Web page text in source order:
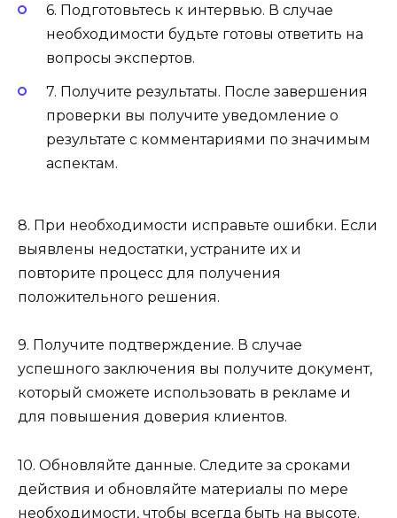
6. Подготовьтесь к интервью. В случае
необходимости будьте готовы ответить на
вопросы экспертов.
7. Получите результаты. После завершения
проверки вы получите уведомление о
результате с комментариями по значимым
аспектам.
8. При необходимости исправьте ошибки. Если
выявлены недостатки, устраните их и
повторите процесс для получения
положительного решения.
9. Получите подтверждение. В случае
успешного заключения вы получите документ,
который сможете использовать в рекламе и
для повышения доверия клиентов.
10. Обновляйте данные. Следите за сроками
действия и обновляйте материалы по мере
необходимости, чтобы всегда быть на высоте.